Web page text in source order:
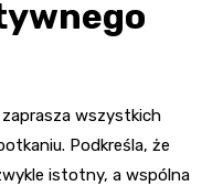
wszystkich
Podkreśla, że
istotny, a wspólna